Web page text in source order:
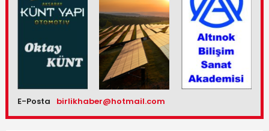
E-Posta birlikhaber@hotmail.com